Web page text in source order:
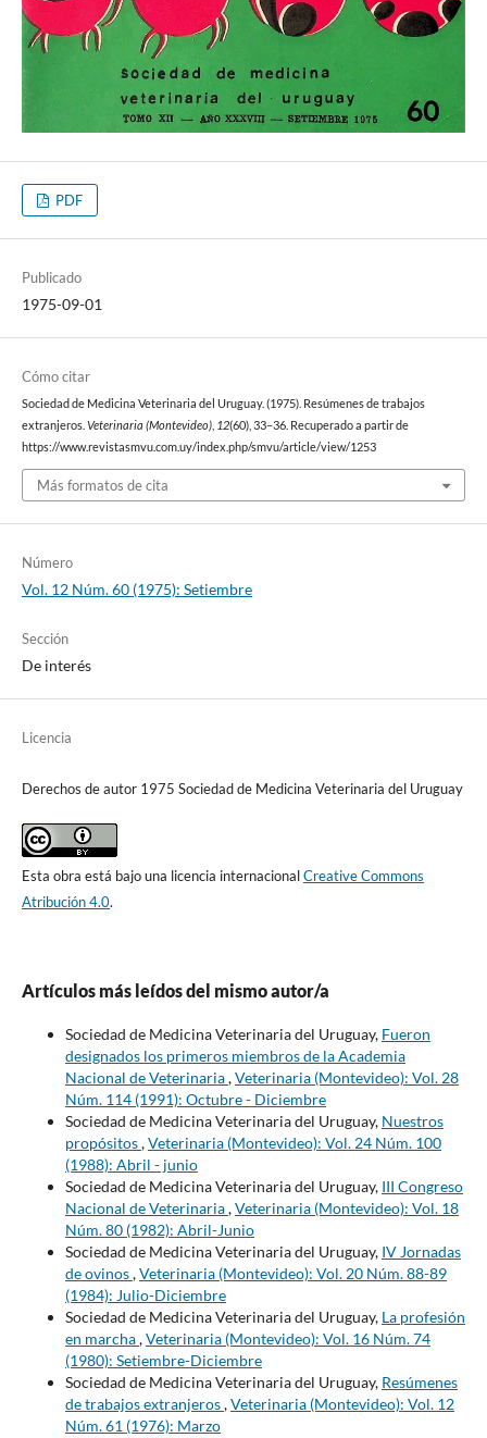
PDF
Publicado
1975-09-01
Cómo citar
Sociedad de Medicina Veterinaria del Uruguay. (1975). Resúmenes de trabajos
extranjeros. Veterinaria (Montevideo), 12(60), 33–36. Recuperado a partir de
https://www.revistasmvu.com.uy/index.php/smvu/article/view/1253
Más formatos de cita
Número
Vol. 12 Núm. 60 (1975): Setiembre
Sección
De interés
Licencia
Derechos de autor 1975 Sociedad de Medicina Veterinaria del Uruguay
Esta obra está bajo una licencia internacionalCreative Commons
Atribución 4.0.
Artículos más leídos del mismo autor/a
Sociedad de Medicina Veterinaria del Uruguay, Fueron
designados los primeros miembros de la Academia
Nacional de Veterinaria,Veterinaria (Montevideo): Vol. 28
Núm. 114 (1991): Octubre - Diciembre
Sociedad de Medicina Veterinaria del Uruguay, Nuestros
propósitos,Veterinaria (Montevideo): Vol. 24 Núm. 100
(1988): Abril - junio
Sociedad de Medicina Veterinaria del Uruguay, III Congreso
Nacional de Veterinaria,Veterinaria (Montevideo): Vol. 18
Núm. 80 (1982): Abril-Junio
Sociedad de Medicina Veterinaria del Uruguay, IV Jornadas
de ovinos,Veterinaria (Montevideo): Vol. 20 Núm. 88-89
(1984): Julio-Diciembre
Sociedad de Medicina Veterinaria del Uruguay, La profesión
en marcha,Veterinaria (Montevideo): Vol. 16 Núm. 74
(1980): Setiembre-Diciembre
Sociedad de Medicina Veterinaria del Uruguay, Resúmenes
de trabajos extranjeros,Veterinaria (Montevideo): Vol. 12
Núm. 61 (1976): Marzo